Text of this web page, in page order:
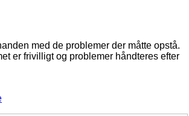
med de problemer der måtte opstå.
er frivilligt og problemer håndteres efter